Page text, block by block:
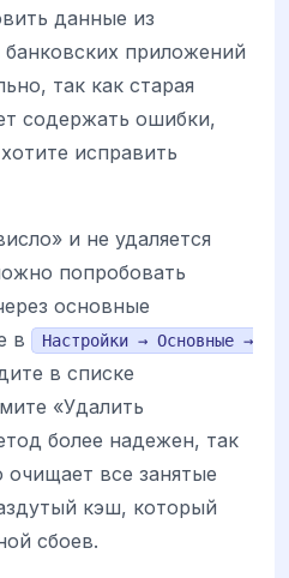
данные из
приложений
так как старая
содержать ошибки,
исправить
и не удаляется
попробовать
основные
в
Настройки → Основные →
в списке
«Удалить
более надежен, так
очищает все занятые
кэш, который
сбоев.